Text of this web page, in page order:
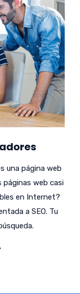
una página web
páginas web casi
en Internet?
a SEO. Tu